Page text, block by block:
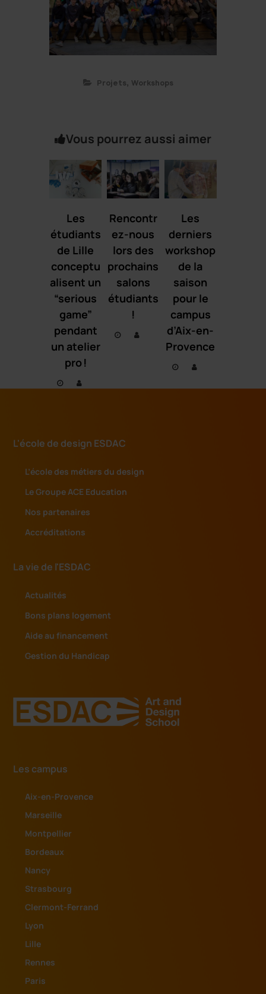
Projets, Workshops
Vous pourrez aussi aimer
Les
étudiants
de Lille
conceptu
alisent un
“serious
game”
pendant
un atelier
pro !
Rencontr
ez-nous
lors des
prochains
salons
étudiants
!
Les
derniers
workshop
de la
saison
pour le
campus
d’Aix-en-
Provence
L'école de design ESDAC
L’école des métiers du design
Le Groupe ACE Education
Nos partenaires
Accréditations
La vie de l'ESDAC
Actualités
Bons plans logement
Aide au financement
Gestion du Handicap
Les campus
Aix-en-Provence
Marseille
Montpellier
Bordeaux
Nancy
Strasbourg
Clermont-Ferrand
Lyon
Lille
Rennes
Paris